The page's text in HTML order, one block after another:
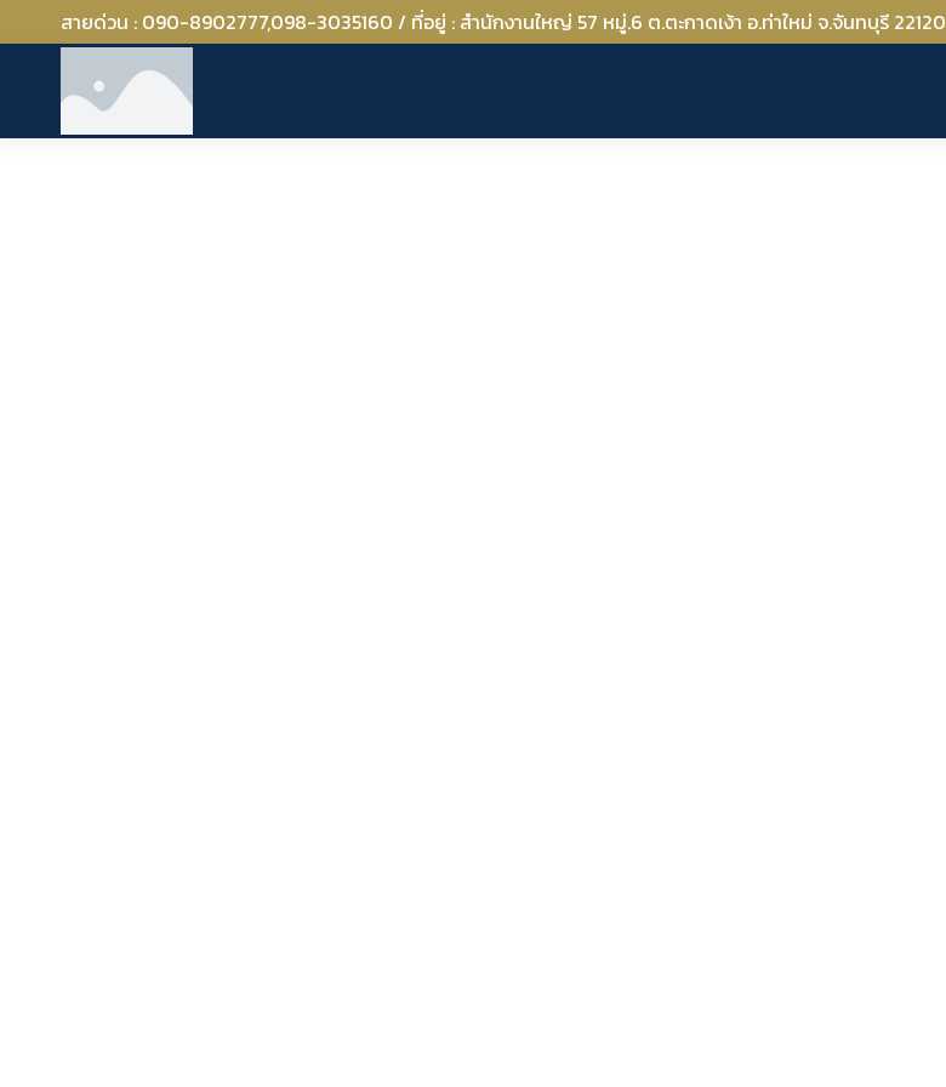
สายด่วน : 090-8902777,098-3035160 / ที่อยู่ : สำนักงานใหญ่ 57 หมู่.6 ต.ตะกาดเง้า อ.ท่าใหม่ จ.จันทบุรี 22120